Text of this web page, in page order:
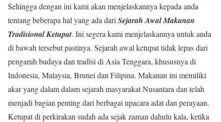
Sehingga dengan ini kami akan menjelaskannya kepada anda
tentang beberapa hal yang ada dari Sejarah Awal Makanan
Tradisional Ketupat. Ini segera kami menjelaskannya untuk anda
di bawah tersebut pastinya. Sejarah awal ketupat tidak lepas dari
pengaruh budaya dan tradisi di Asia Tenggara, khususnya di
Indonesia, Malaysia, Brunei dan Filipina. Makanan ini memiliki
akar yang dalam dalam sejarah masyarakat Nusantara dan telah
menjadi bagian penting dari berbagai upacara adat dan perayaan.
Ketupat di perkirakan sudah ada sejak zaman dahulu kala, ketika